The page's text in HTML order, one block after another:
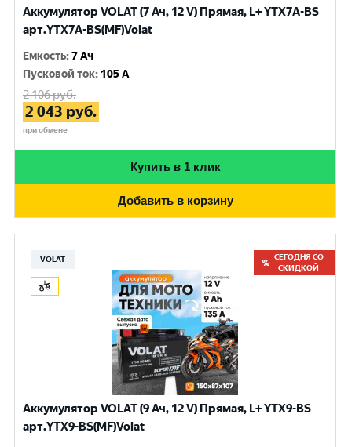
Аккумулятор VOLAT (7 Ач, 12 V) Прямая, L+ YTX7A-BS
арт.YTX7A-BS(MF)Volat
Емкость:7 Ач
Пусковой ток: 105 A
2 106руб.
2 043 руб.
при обмене
Купить в 1 клик
Добавить в корзину
VOLAT
СЕГОДНЯ СО
СКИДКОЙ
Аккумулятор VOLAT (9 Ач, 12 V) Прямая, L+ YTX9-BS
арт.YTX9-BS(MF)Volat